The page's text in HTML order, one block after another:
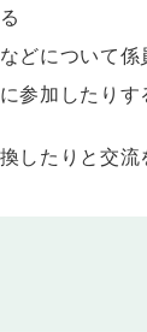
きのやりとりを学
どについて係
参加したり
したりと交流